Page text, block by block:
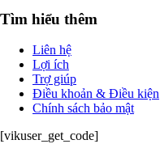
Tìm hiểu thêm
Liên hệ
Lợi ích
Trợ giúp
Điều khoản & Điều kiện
Chính sách bảo mật
[vikuser_get_code]